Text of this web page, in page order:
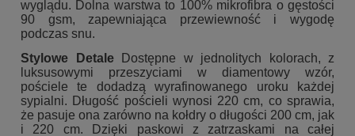
wyglądu. Dolna warstwa to 100% mikrofibra o gęstości
90 gsm, zapewniająca przewiewność i wygodę
podczas snu.
Stylowe DetaleDostępne w jednolitych kolorach, z
luksusowymi przeszyciami w diamentowy wzór,
pościele te dodadzą wyrafinowanego uroku każdej
sypialni. Długość pościeli wynosi 220 cm, co sprawia,
że pasuje ona zarówno na kołdry o długości 200 cm, jak
i 220 cm. Dzięki paskowi z zatrzaskami na całej